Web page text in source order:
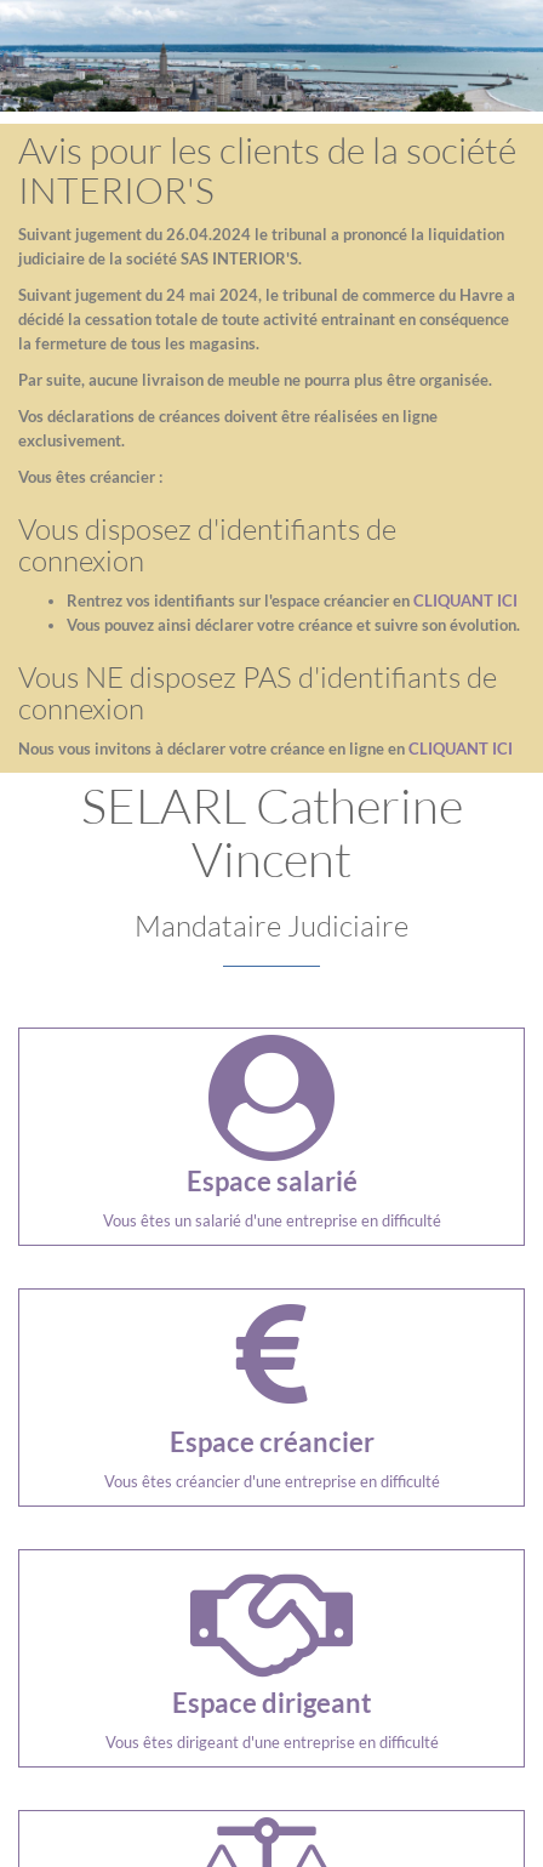
Avis pour les clients de la société
INTERIOR'S
Suivant jugement du 26.04.2024 le tribunal a prononcé la liquidation
judiciaire de la société SAS INTERIOR'S.
Suivant jugement du 24 mai 2024, le tribunal de commerce du Havre a
décidé la cessation totale de toute activité entrainant en conséquence
la fermeture de tous les magasins.
Par suite, aucune livraison de meuble ne pourra plus être organisée.
Vos déclarations de créances doivent être réalisées en ligne
exclusivement.
Vous êtes créancier :
Vous disposez d'identifiants de
connexion
Rentrez vos identifiants sur l'espace créancier enCLIQUANT ICI
Vous pouvez ainsi déclarer votre créance et suivre son évolution.
Vous NE disposez PAS d'identifiants de
connexion
Nous vous invitons à déclarer votre créance en ligne enCLIQUANT ICI
SELARL Catherine
Vincent
Mandataire Judiciaire
Espace salarié
Vous êtes un salarié d'une entreprise en difficulté
Espace créancier
Vous êtes créancier d'une entreprise en difficulté
Espace dirigeant
Vous êtes dirigeant d'une entreprise en difficulté